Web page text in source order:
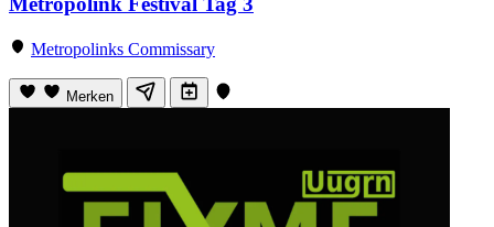
Metropolinks Commissary
Merken